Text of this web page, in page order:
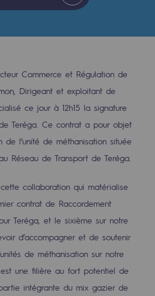
d'avenir
et procédés durables
et procédés
et gazéification
H2 et CO2
Commerce et Régulation de
Dirigeant et exploitant de
ce jour à 12h15 la signature
Teréga. Ce contrat a pour objet
de l’unité de méthanisation située
Réseau de Transport de Teréga.
collaboration qui matérialise
contrat de Raccordement
Teréga, et le sixième sur notre
d’accompagner et de soutenir
de méthanisation sur notre
une filière au fort potentiel de
intégrante du mix gazier de